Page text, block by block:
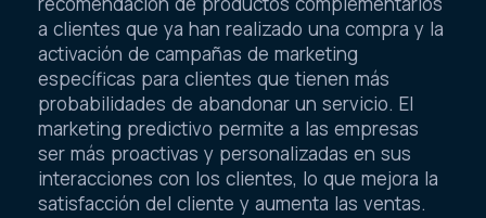
a clientes que ya han realizado una compra y la
activación de campañas de marketing
específicas para clientes que tienen más
probabilidades de abandonar un servicio. El
marketing predictivo permite a las empresas
ser más proactivas y personalizadas en sus
interacciones con los clientes, lo que mejora la
satisfacción del cliente y aumenta las ventas.